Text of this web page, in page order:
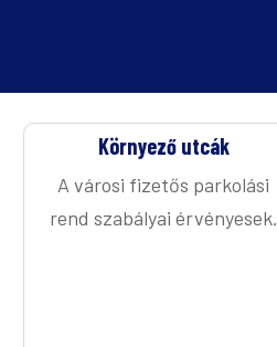
Környező utcák
A városi fizetős parkolási
rend szabályai érvényesek.